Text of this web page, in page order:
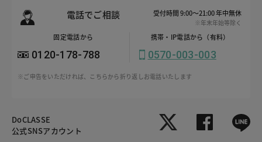
電話でご相談 受付時間 9:00～21:00 年中無休
※年末年始等除く
固定電話から
0120-178-788
携帯・IP電話から（有料）
0570-003-003
※ご申告をいただければ、こちらから折り返しお電話いたします
DoCLASSE
公式SNSアカウント